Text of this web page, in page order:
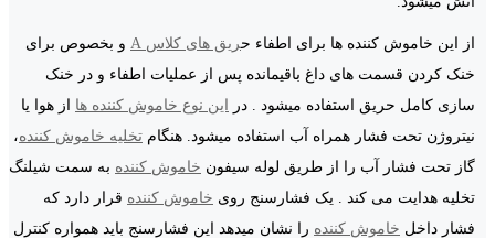
از این خاموش کننده ها برای اطفاء حریق های کلاس A
و بخصوص برای
خنک کردن قسمت های داغ باقیمانده پس از عملیات اطفاء و در خنک
سازی کامل حریق استفاده میشود . در
این نوع خاموش کننده ها از هوا یا
نیتروژن تحت فشار همراه آب استفاده میشود. هنگام تخلیه خاموش کننده،
گاز تحت فشار آب را از طریق لوله سیفون خاموش کننده به سمت شیلنگ
تخلیه هدایت می کند . یک فشارسنج روی خاموش کننده قرار دارد که
فشار داخل خاموش کننده را نشان میدهد این فشارسنج باید همواره کنترل